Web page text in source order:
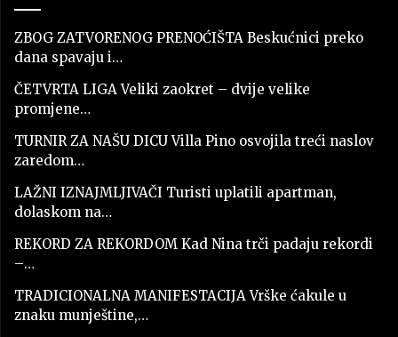
ZBOG ZATVORENOG PRENOĆIŠTA Beskućnici preko
dana spavaju i…
ČETVRTA LIGA Veliki zaokret – dvije velike
promjene…
TURNIR ZA NAŠU DICU Villa Pino osvojila treći naslov
zaredom…
LAŽNI IZNAJMLJIVAČI Turisti uplatili apartman,
dolaskom na…
REKORD ZA REKORDOM Kad Nina trči padaju rekordi
–…
TRADICIONALNA MANIFESTACIJA Vrške ćakule u
znaku munještine,…